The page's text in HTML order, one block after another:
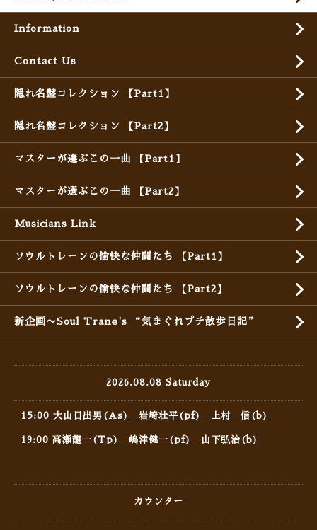
Information
Contact Us
隠れ名盤コレクション 【Part1】
隠れ名盤コレクション 【Part2】
マスターが選ぶこの一曲 【Part1】
マスターが選ぶこの一曲 【Part2】
Musicians Link
ソウルトレーンの愉快な仲間たち 【Part1】
ソウルトレーンの愉快な仲間たち 【Part2】
新企画〜Soul Trane's “気まぐれプチ散歩日記”
2026.08.08 Saturday
15:00 大山日出男(As) 岩崎壮平(pf) 上村 信(b)
19:00 高瀬龍一(Tp) 嶋津健一(pf) 山下弘治(b)
カウンター